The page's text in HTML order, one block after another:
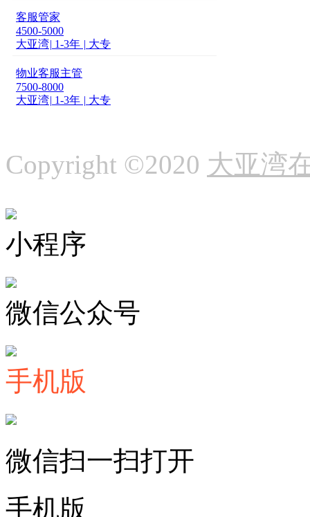
客服管家
4500-5000
大亚湾| 1-3年 | 大专
物业客服主管
7500-8000
大亚湾| 1-3年 | 大专
Copyright ©2020 大亚湾
小程序
微信公众号
手机版
微信扫一扫打开
手机版